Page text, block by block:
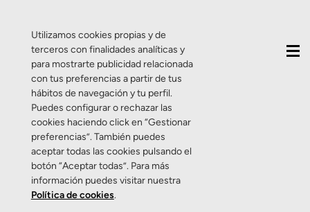
Etiqueta:Equipo
multidisciplinar
Curiosidades Salud Visual
Utilizamos cookies propias y de
terceros con finalidades analíticas y
para mostrarte publicidad relacionada
con tus preferencias a partir de tus
hábitos de navegación y tu perfil.
Puedes configurar o rechazar las
cookies haciendo click en “Gestionar
preferencias”. También puedes
aceptar todas las cookies pulsando el
botón “Aceptar todas”. Para más
información puedes visitar nuestra
Política de cookies.